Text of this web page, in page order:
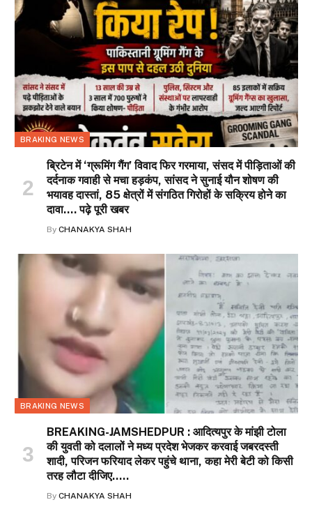
BRAKING NEWS
ब्रिटेन में ‘ग्रूमिंग गैंग’ विवाद फिर गरमाया, संसद में पीड़िताओं की
दर्दनाक गवाही से मचा हड़कंप, सांसद ने सुनाई यौन शोषण की
भयावह दास्तां, 85 क्षेत्रों में संगठित गिरोहों के सक्रिय होने का
दावा…. पढ़े पूरी खबर
By CHANAKYA SHAH
BRAKING NEWS
BREAKING-JAMSHEDPUR : आदित्यपुर के मांझी टोला
की युवती को दलालों ने मध्य प्रदेश भेजकर करवाई जबरदस्ती
शादी, परिजन फरियाद लेकर पहुंचे थाना, कहा मेरी बेटी को किसी
तरह लौटा दीजिए…..
By CHANAKYA SHAH